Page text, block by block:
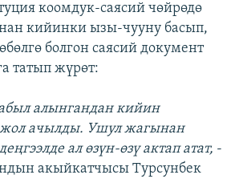
коомдук-саясий чөйрөдө
кийинки ызы-чууну басып,
болгон саясий документ
татып жүрөт:
алынгандан кийин
жол ачылды. Ушул жагынан
ал өзүн-өзү актап атат, -
акыйкатчысы Турсунбек